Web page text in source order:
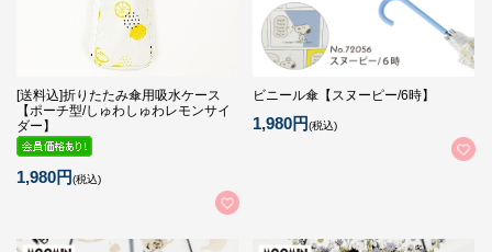
[送料込]折りたたみ傘用吸水ケース
【ポーチ型/しゅわしゅわレモンサイ
ダー】
1,980円(税込)
ビニール傘【スヌーピー/6時】
1,980円(税込)